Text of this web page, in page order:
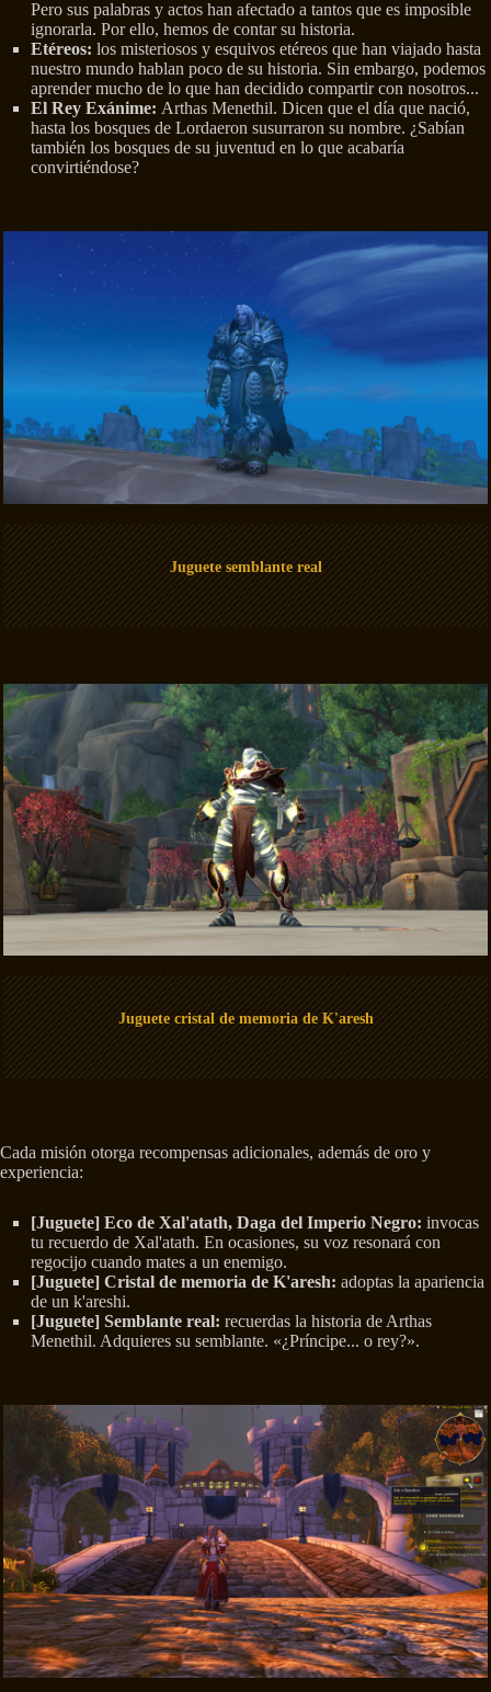
Pero sus palabras y actos han afectado a tantos que es imposible
ignorarla. Por ello, hemos de contar su historia.
Etéreos: los misteriosos y esquivos etéreos que han viajado hasta
nuestro mundo hablan poco de su historia. Sin embargo, podemos
aprender mucho de lo que han decidido compartir con nosotros...
El Rey Exánime: Arthas Menethil. Dicen que el día que nació,
hasta los bosques de Lordaeron susurraron su nombre. ¿Sabían
también los bosques de su juventud en lo que acabaría
convirtiéndose?
Juguete semblante real
Juguete cristal de memoria de K'aresh
Cada misión otorga recompensas adicionales, además de oro y
experiencia:
[Juguete] Eco de Xal'atath, Daga del Imperio Negro: invocas
tu recuerdo de Xal'atath. En ocasiones, su voz resonará con
regocijo cuando mates a un enemigo.
[Juguete] Cristal de memoria de K'aresh: adoptas la apariencia
de un k'areshi.
[Juguete] Semblante real: recuerdas la historia de Arthas
Menethil. Adquieres su semblante. «¿Príncipe... o rey?».